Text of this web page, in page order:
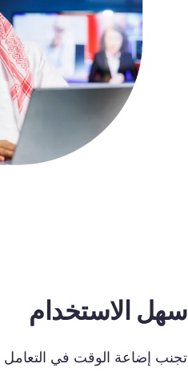
سهل الاستخدام
تجنب إضاعة الوقت في التعامل